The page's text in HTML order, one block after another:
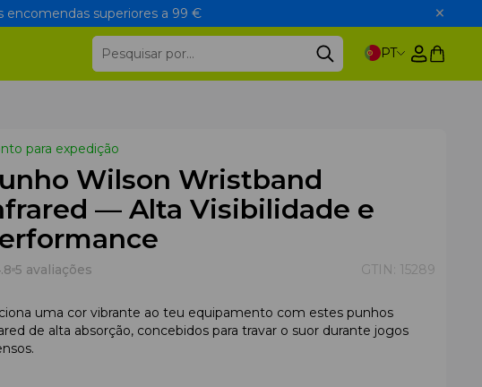
superiores a 99 €
PT
para expedição
Wilson Wristband
— Alta Visibilidade e
5 avaliações GTIN: 15289
uma cor vibrante ao teu equipamento com estes punhos
de alta absorção, concebidos para travar o suor durante jogos